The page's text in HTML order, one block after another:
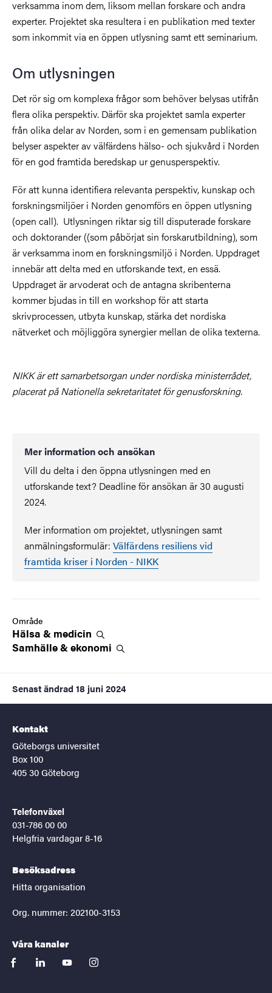
verksamma inom dem, liksom mellan forskare och andra
experter. Projektet ska resultera i en publikation med texter
som inkommit via en öppen utlysning samt ett seminarium.
Om utlysningen
Det rör sig om komplexa frågor som behöver belysas utifrån
flera olika perspektiv. Därför ska projektet samla experter
från olika delar av Norden, som i en gemensam publikation
belyser aspekter av välfärdens hälso- och sjukvård i Norden
för en god framtida beredskap ur genusperspektiv.
För att kunna identifiera relevanta perspektiv, kunskap och
forskningsmiljöer i Norden genomförs en öppen utlysning
(open call). Utlysningen riktar sig till disputerade forskare
och doktorander ((som påbörjat sin forskarutbildning), som
är verksamma inom en forskningsmiljö i Norden. Uppdraget
innebär att delta med en utforskande text, en essä.
Uppdraget är arvoderat och de antagna skribenterna
kommer bjudas in till en workshop för att starta
skrivprocessen, utbyta kunskap, stärka det nordiska
nätverket och möjliggöra synergier mellan de olika texterna.
NIKK är ett samarbetsorgan under nordiska ministerrådet,
placerat på Nationella sekretaritatet för genusforskning.
Mer information och ansökan
Vill du delta i den öppna utlysningen med en
utforskande text? Deadline för ansökan är 30 augusti
2024.
Mer information om projektet, utlysningen samt
anmälningsformulär: Välfärdens resiliens vid
framtida kriser i Norden - NIKK
Område
Hälsa & medicin
Samhälle &ekonomi
Senast ändrad 18 juni 2024
Kontakt
Göteborgs universitet
Box 100
405 30 Göteborg
Telefonväxel
031-786 00 00
Helgfria vardagar 8-16
Besöksadress
Hitta organisation
Org. nummer: 202100-3153
Våra kanaler
facebooklinkedinyoutubeinstagram